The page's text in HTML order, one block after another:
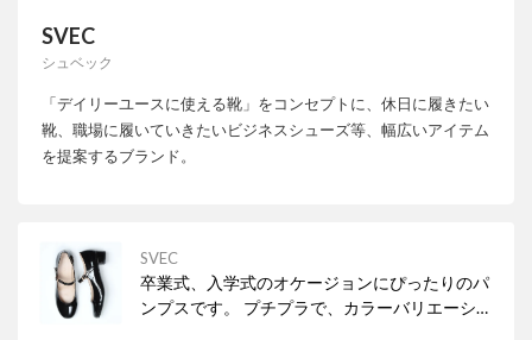
SVEC
シュベック
「デイリーユースに使える靴」をコンセプトに、休日に履きたい
靴、職場に履いていきたいビジネスシューズ等、幅広いアイテム
を提案するブランド。
SVEC
卒業式、入学式のオケージョンにぴったりのパ
ンプスです。 プチプラで、カラーバリエーショ